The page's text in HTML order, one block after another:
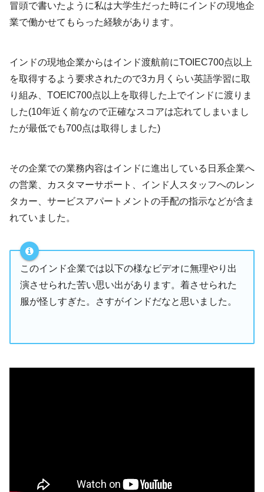
冒頭で書いたように私は大学生だった時にインドの現地企
業で働かせてもらった経験があります。
インドの現地企業からはインド渡航前にTOIEC700点以上
を取得するよう要求されたので3カ月くらい英語学習に取
り組み、TOEIC700点以上を取得した上でインドに渡りま
した(10年近く前なので正確なスコアは忘れてしまいまし
たが最低でも700点は取得しました)
その企業での業務内容はインドに進出している日系企業へ
の営業、カスタマーサポート、インド人スタッフへのレン
タカー、サービスアパートメントの手配の指示などが含ま
れていました。
このインド企業では以下の様なビデオに無理やり出
演させられた苦い思い出があります。着させられた
服が怪しすぎた。さすがインドだなと思いました。